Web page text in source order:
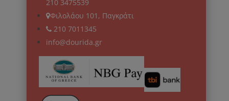
210 3475539
Φιλολάου 101, Παγκράτι
210 7011345
info@dourida.gr